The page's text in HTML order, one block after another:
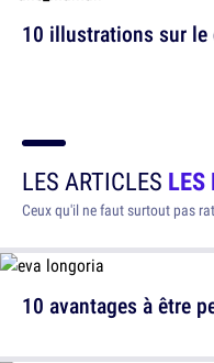
10 illustrations sur le
LES ARTICLES LES
Ceux qu'il ne faut surtout pas
10 avantages à être